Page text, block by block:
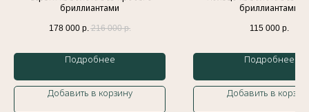
бриллиантами
178 000 р. 216 000 р.
Подробнее
Добавить в корзину
бриллиантами
115 000 р.
Подробнее
Добавить в
Оферта
Политика обработки персональных данных